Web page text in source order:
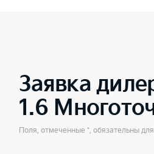
Заявка
1.6
Поля, отмеченные *, обязательны